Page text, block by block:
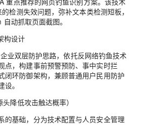
检测失效问题，弥补文本类检测短板，
动抓取页面截图。
构设计
业双层防护思路，依托反网络钓鱼技术
点，构建事前预警预防、事中实时拦
闭环防御架构，兼顾普通用户民用防护
。
降低攻击触达概率）
的基础，分为技术配置与人员安全管理